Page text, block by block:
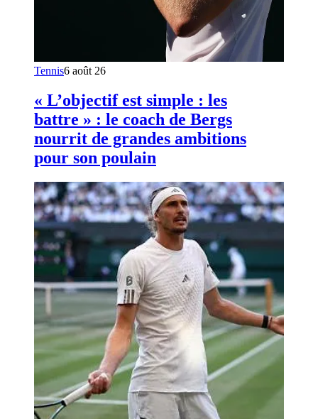
Tennis6 août 26
« L’objectif est simple : les
battre » : le coach de Bergs
nourrit de grandes ambitions
pour son poulain